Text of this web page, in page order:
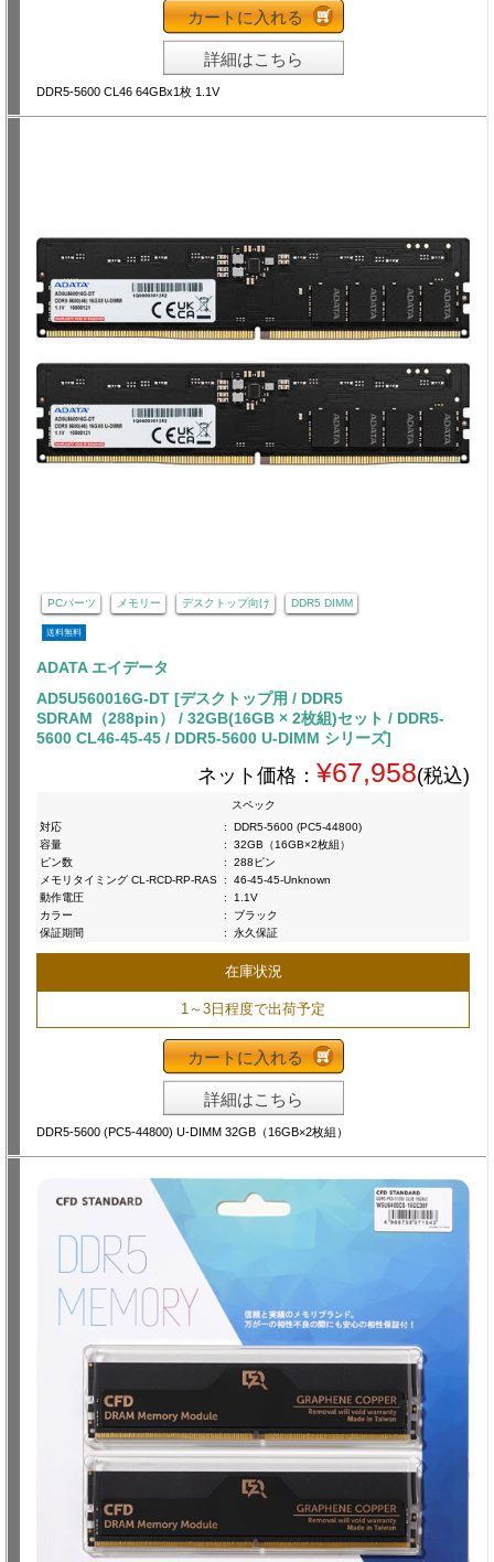
カートに入れる
詳細はこちら
DDR5-5600 CL46 64GBx1枚 1.1V
PCパーツ メモリー デスクトップ向け DDR5 DIMM
送料無料
ADATA エイデータ
AD5U560016G-DT [デスクトップ用 / DDR5
SDRAM（288pin） / 32GB(16GB × 2枚組)セット / DDR5-
5600 CL46-45-45 / DDR5-5600 U-DIMM シリーズ]
ネット価格： ¥67,958(税込)
スペック
対応
:
DDR5-5600 (PC5-44800)
容量
:
32GB（16GB×2枚組）
ピン数
:
288ピン
メモリタイミング CL-RCD-RP-RAS :
46-45-45-Unknown
動作電圧
:
1.1V
カラー
:
ブラック
保証期間
: 永久保証
在庫状況
1～3日程度で出荷予定
カートに入れる
詳細はこちら
DDR5-5600 (PC5-44800) U-DIMM 32GB（16GB×2枚組）